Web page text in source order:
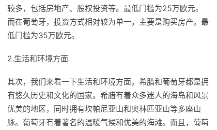
较多，包括房地产、股权投资等。最低门槛为25万欧元。
而在葡萄牙，投资方式相对较为单一，主要是购买房产。最
低门槛为35万欧元。
2.生活和环境方面
其次，我们来看一下生活和环境方面。希腊和葡萄牙都是拥
有悠久历史和文化的国家。希腊有着众多迷人的海岛和风景
优美的地区，同时拥有坎帕尼亚山和奥林匹亚山等多座山
脉。葡萄牙有着著名的温暖气候和优美的海滩。而且，葡萄